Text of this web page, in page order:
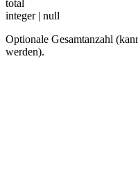
total
integer | null
Optionale Gesamtanzahl
werden).